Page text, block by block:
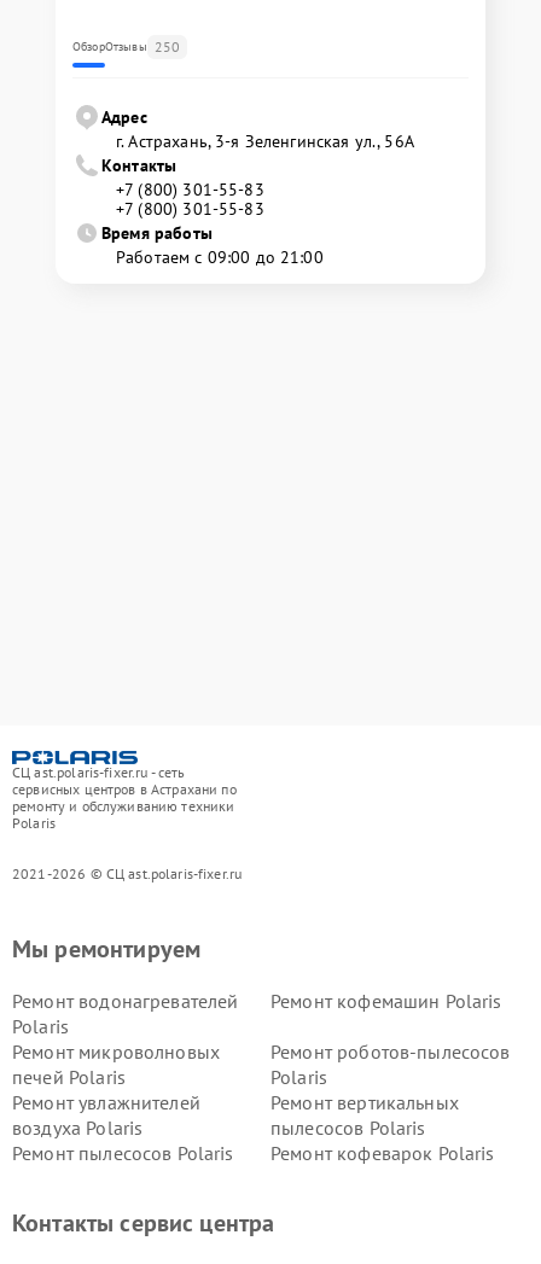
ОбзорОтзывы 250
Адрес
г. Астрахань, 3-я Зеленгинская ул., 56А
Контакты
+7 (800) 301-55-83
+7 (800) 301-55-83
Время работы
Работаем с 09:00 до 21:00
СЦ ast.polaris-fixer.ru - сеть
сервисных центров в Астрахани по
ремонту и обслуживанию техники
Polaris
2021-2026 © СЦ ast.polaris-fixer.ru
Мы ремонтируем
Ремонт водонагревателей
Polaris
Ремонт кофемашин Polaris
Ремонт микроволновых
печей Polaris
Ремонт роботов-пылесосов
Polaris
Ремонт увлажнителей
воздуха Polaris
Ремонт вертикальных
пылесосов Polaris
Ремонт пылесосов Polaris
Ремонт кофеварок Polaris
Контакты сервис центра